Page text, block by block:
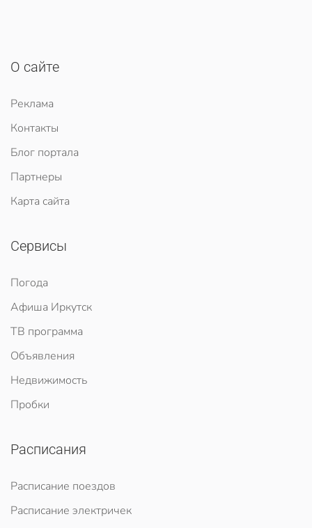
О сайте
Реклама
Контакты
Блог портала
Партнеры
Карта сайта
Сервисы
Погода
Афиша Иркутск
ТВ программа
Объявления
Недвижимость
Пробки
Расписания
Расписание поездов
Расписание электричек